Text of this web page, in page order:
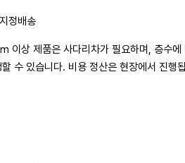
정배송
이상 제품은 사다리차가 필요하며, 층수
수 있습니다. 비용 정산은 현장에서 진행